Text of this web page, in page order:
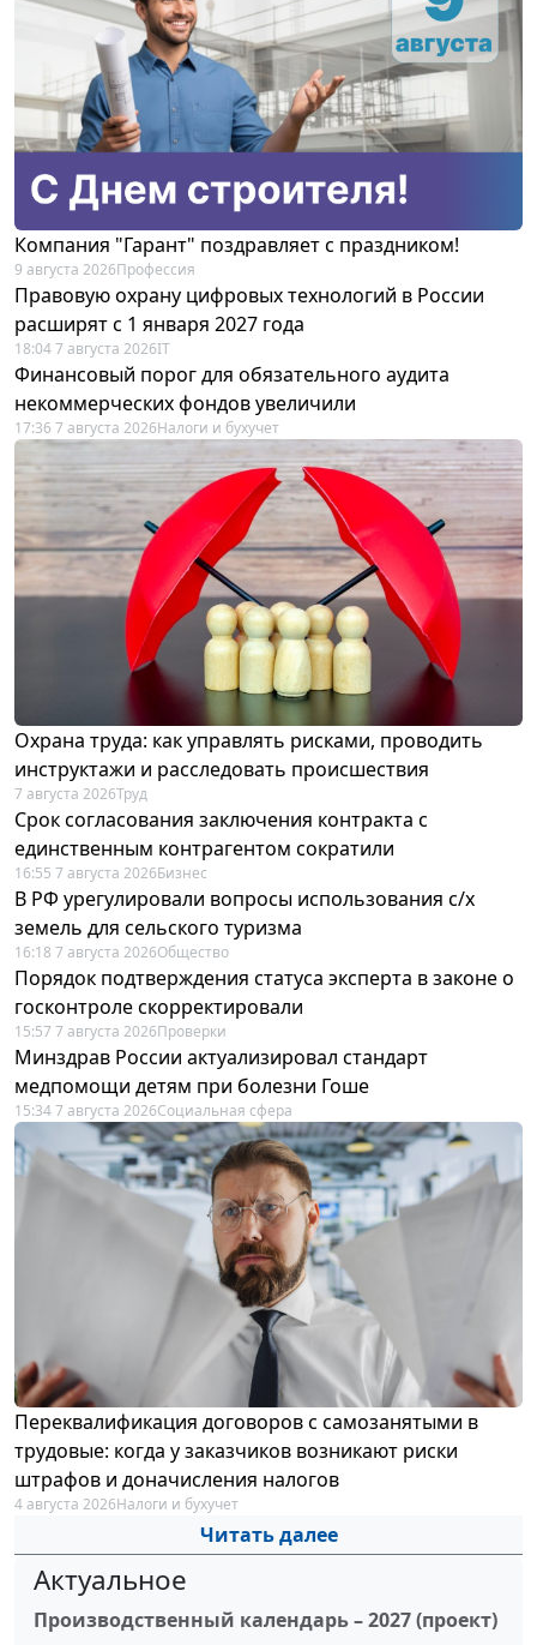
Компания "Гарант" поздравляет с праздником!
9 августа 2026Профессия
Правовую охрану цифровых технологий в России
расширят с 1 января 2027 года
18:04 7 августа 2026IT
Финансовый порог для обязательного аудита
некоммерческих фондов увеличили
17:36 7 августа 2026Налоги и бухучет
Охрана труда: как управлять рисками, проводить
инструктажи и расследовать происшествия
7 августа 2026Труд
Срок согласования заключения контракта с
единственным контрагентом сократили
16:55 7 августа 2026Бизнес
В РФ урегулировали вопросы использования с/х
земель для сельского туризма
16:18 7 августа 2026Общество
Порядок подтверждения статуса эксперта в законе о
госконтроле скорректировали
15:57 7 августа 2026Проверки
Минздрав России актуализировал стандарт
медпомощи детям при болезни Гоше
15:34 7 августа 2026Социальная сфера
Переквалификация договоров с самозанятыми в
трудовые: когда у заказчиков возникают риски
штрафов и доначисления налогов
4 августа 2026Налоги и бухучет
Читать далее
Актуальное
Производственный календарь – 2027 (проект)